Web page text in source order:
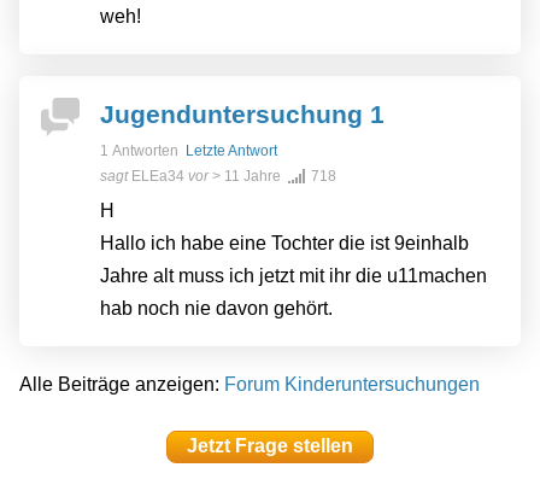
weh!
Jugenduntersuchung 1
1 Antworten
Letzte Antwort
sagt ELEa34 vor> 11 Jahre 718
H
Hallo ich habe eine Tochter die ist 9einhalb
Jahre alt muss ich jetzt mit ihr die u11machen
hab noch nie davon gehört.
Alle Beiträge anzeigen: Forum Kinderuntersuchungen
Jetzt Frage stellen